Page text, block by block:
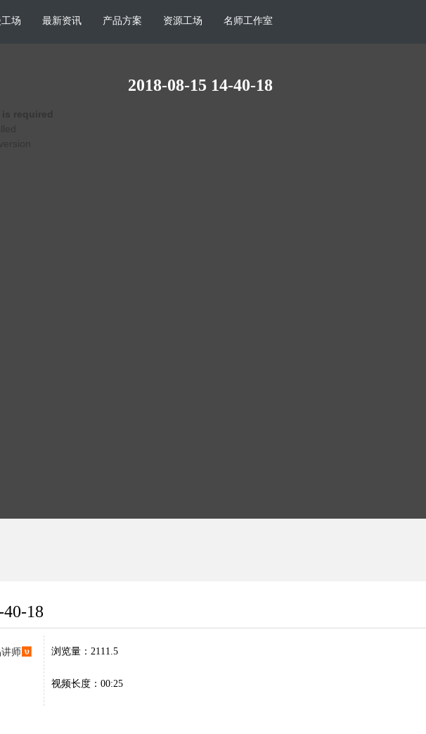
场 最新资讯 产品方案 资源工场 名师工作室
2018-08-15 14-40-18
18
师 浏览量：2111.5
视频长度：00:25